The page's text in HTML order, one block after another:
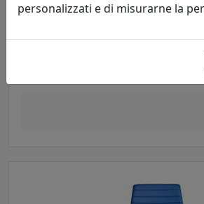
personalizzati e di misurarne la